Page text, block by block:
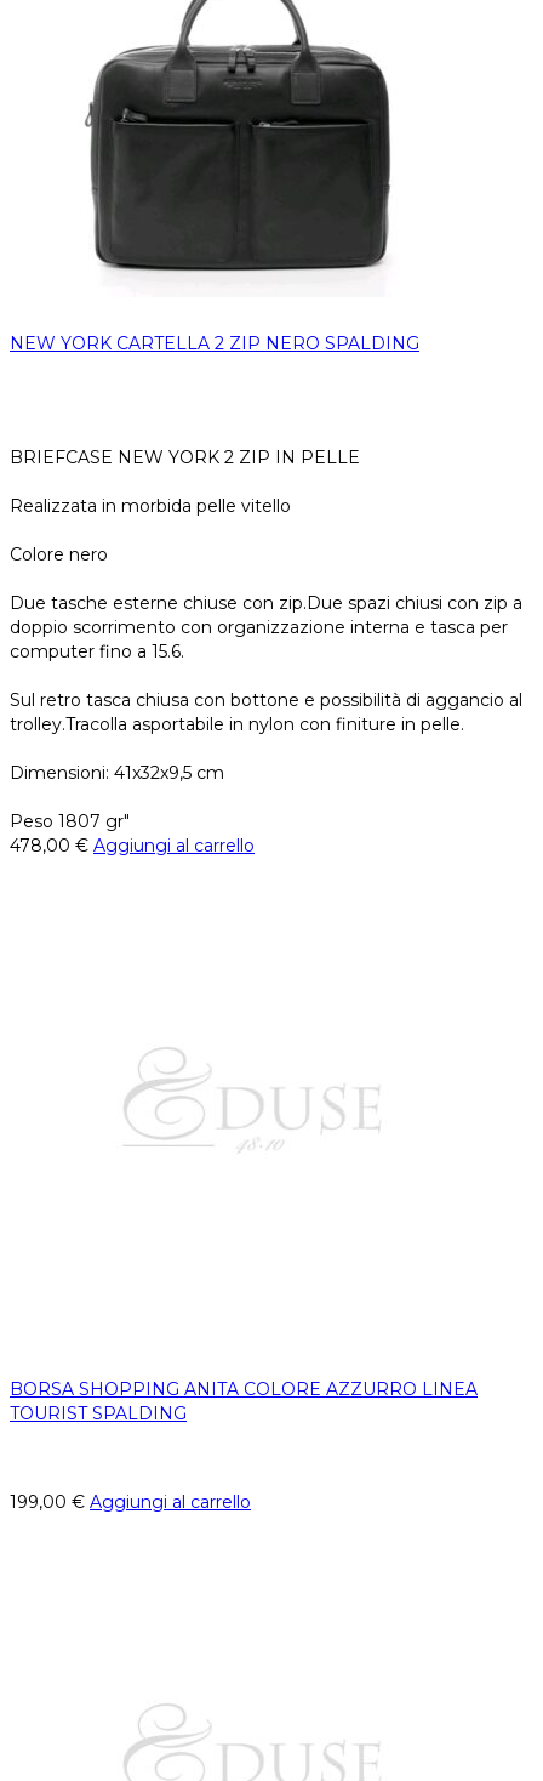
NEW YORK CARTELLA 2 ZIP NERO SPALDING
BRIEFCASE NEW YORK 2 ZIP IN PELLE
Realizzata in morbida pelle vitello
Colore nero
Due tasche esterne chiuse con zip.Due spazi chiusi con zip a
doppio scorrimento con organizzazione interna e tasca per
computer fino a 15.6.
Sul retro tasca chiusa con bottone e possibilità di aggancio al
trolley.Tracolla asportabile in nylon con finiture in pelle.
Dimensioni: 41x32x9,5 cm
Peso 1807 gr"
478,00 € Aggiungi al carrello
BORSA SHOPPING ANITA COLORE AZZURRO LINEA
TOURIST SPALDING
199,00 € Aggiungi al carrello